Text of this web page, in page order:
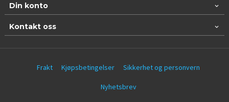
Din konto
Kontakt oss
Frakt Kjøpsbetingelser Sikkerhet og personvern
Nyhetsbrev